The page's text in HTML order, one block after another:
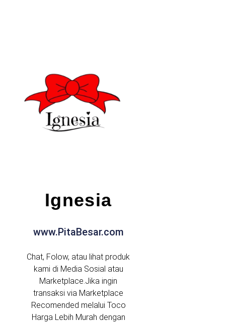
Ignesia
www.PitaBesar.com
Chat, Folow, atau lihat produk
kami di Media Sosial atau
Marketplace.Jika ingin
transaksi via Marketplace
Recomended melalui Toco
Harga Lebih Murah dengan